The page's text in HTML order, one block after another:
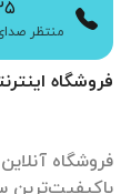
فروشگاه
فروشگاه
باکیفیت‌ترین
منتظر